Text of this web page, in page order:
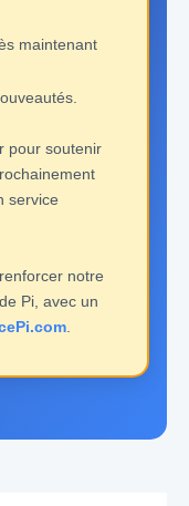
maintenant
pour soutenir
service
notre
Pi, avec un